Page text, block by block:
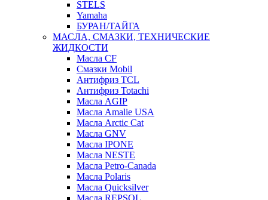
STELS
Yamaha
БУРАН/ТАЙГА
МАСЛА, СМАЗКИ, ТЕХНИЧЕСКИЕ
ЖИДКОСТИ
Масла CF
Смазки Mobil
Антифриз TCL
Антифриз Totachi
Масла AGIP
Масла Amalie USA
Масла Arctic Cat
Масла GNV
Масла IPONE
Масла NESTE
Масла Petro-Canada
Масла Polaris
Масла Quicksilver
Масла REPSOL